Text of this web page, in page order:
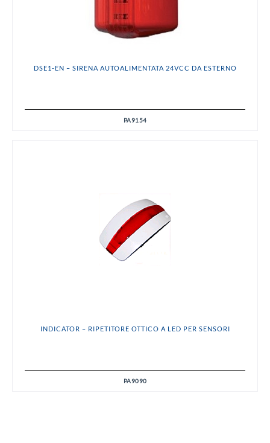
DSE1-EN – SIRENA AUTOALIMENTATA 24VCC DA ESTERNO
PA9154
INDICATOR – RIPETITORE OTTICO A LED PER SENSORI
PA9090